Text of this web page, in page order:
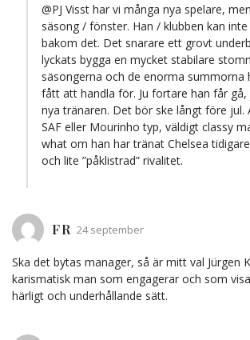
@PJ Visst har vi många nya spelare,
säsong / fönster. Han / klubben kan
bakom det. Det snarare ett grovt
lyckats bygga en mycket stabilare
säsongerna och de enorma summorna
fått att handla för. Ju fortare han får
nya tränaren. Det bör ske långt före jul.
SAF eller Mourinho typ, väldigt classy
what om han har tränat Chelsea
och lite ”påklistrad” rivalitet.
FR 24 september
Ska det bytas manager, så är mitt val Jürgen
karismatisk man som engagerar och som
härligt och underhållande sätt.